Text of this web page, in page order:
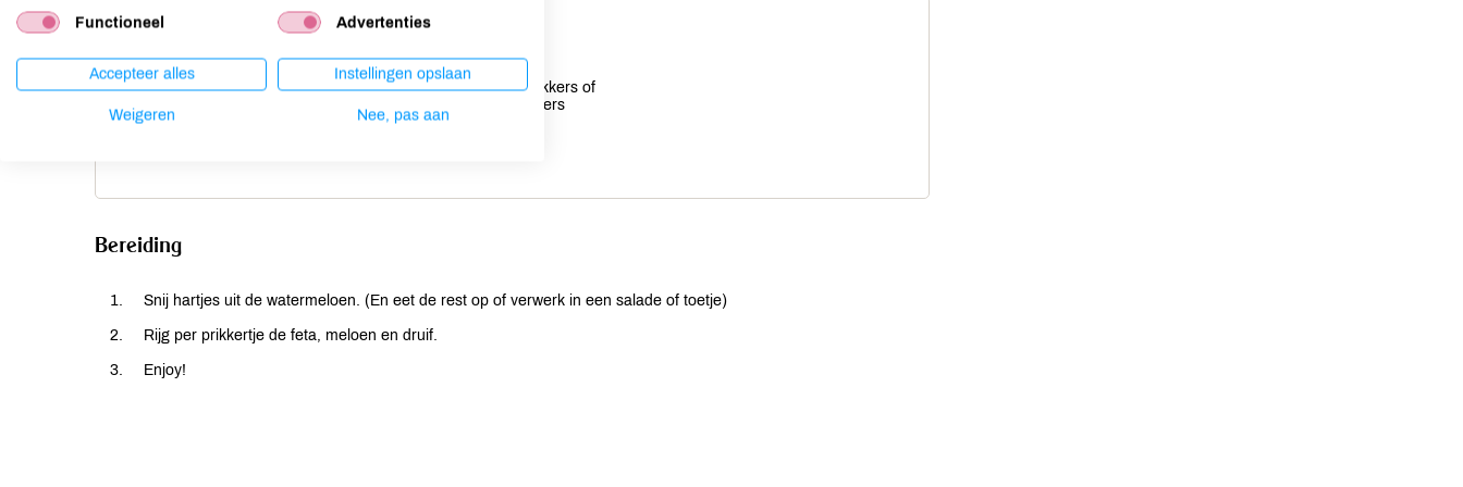
Ingrediënten
16 blokjes watermeloen
16 blokjes feta
Benodigdheden
4 bamboe satéprikkers of
andere leuke stekers
Bereiding
Snij hartjes uit de watermeloen. (En eet de rest op of verwerk in een salade of toetje)
Rijg per prikkertje de feta, meloen en druif.
Enjoy!
Functioneel Advertenties
Accepteer alles Instellingen opslaan
Weigeren Nee, pas aan